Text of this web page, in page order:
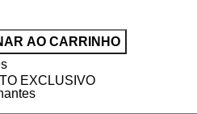
AO CARRINHO
EXCLUSIVO